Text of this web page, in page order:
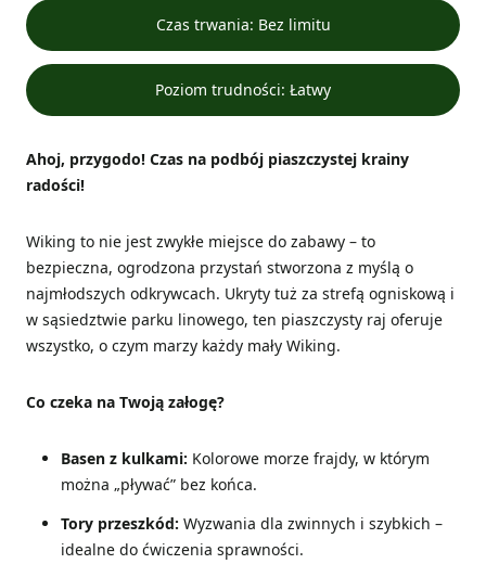
Czas trwania: Bez limitu
Poziom trudności: Łatwy
Ahoj, przygodo! Czas na podbój piaszczystej krainy
radości!
Wiking to nie jest zwykłe miejsce do zabawy – to
bezpieczna, ogrodzona przystań stworzona z myślą o
najmłodszych odkrywcach. Ukryty tuż za strefą ogniskową i
w sąsiedztwie parku linowego, ten piaszczysty raj oferuje
wszystko, o czym marzy każdy mały Wiking.
Co czeka na Twoją załogę?
Basen z kulkami: Kolorowe morze frajdy, w którym
można „pływać” bez końca.
Tory przeszkód: Wyzwania dla zwinnych i szybkich –
idealne do ćwiczenia sprawności.